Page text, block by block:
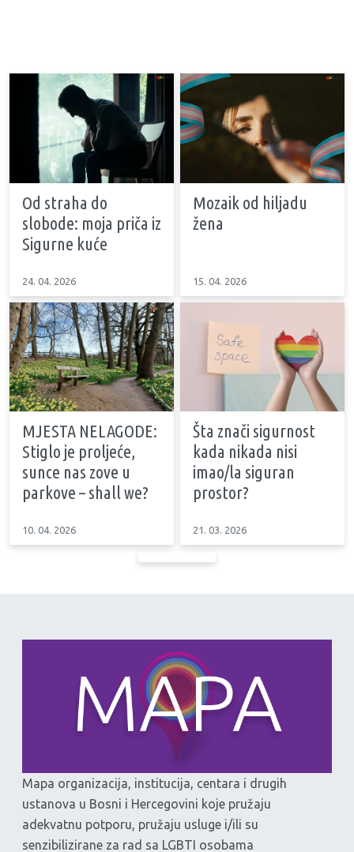
Od straha do
slobode: moja priča iz
Sigurne kuće
24. 04. 2026
Mozaik od hiljadu
žena
15. 04. 2026
MJESTA NELAGODE:
Stiglo je proljeće,
sunce nas zove u
parkove – shall we?
10. 04. 2026
Šta znači sigurnost
kada nikada nisi
imao/la siguran
prostor?
21. 03. 2026
Mapa organizacija, institucija, centara i drugih
ustanova u Bosni i Hercegovini koje pružaju
adekvatnu potporu, pružaju usluge i/ili su
senzibilizirane za rad sa LGBTI osobama